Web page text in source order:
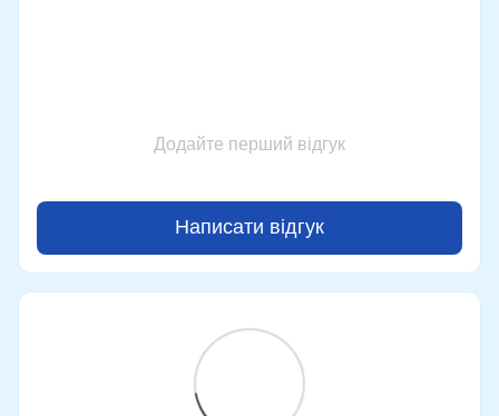
Додайте перший відгук
Написати відгук